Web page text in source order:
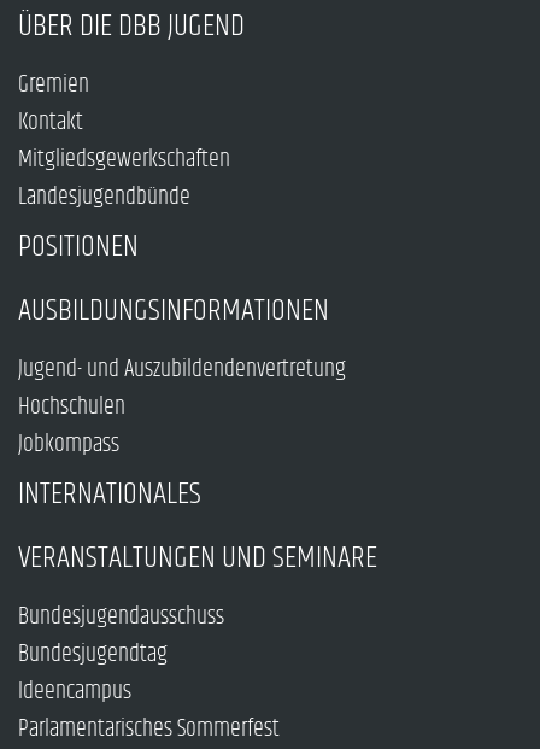
ÜBER DIE DBB JUGEND
Gremien
Kontakt
Mitgliedsgewerkschaften
Landesjugendbünde
POSITIONEN
AUSBILDUNGSINFORMATIONEN
Jugend- und Auszubildendenvertretung
Hochschulen
Jobkompass
INTERNATIONALES
VERANSTALTUNGEN UND SEMINARE
Bundesjugendausschuss
Bundesjugendtag
Ideencampus
Parlamentarisches Sommerfest